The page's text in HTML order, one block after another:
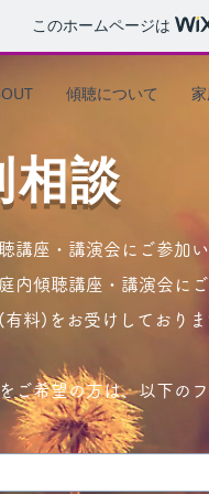
このホームページは
傾聴について
相談
講座・講演会にご参加
内傾聴講座・講演会に
料)をお受けしておりま
ご希望の方は、以下の